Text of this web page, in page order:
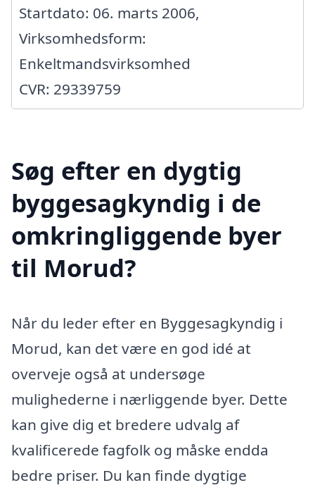
Startdato: 06. marts 2006,
Virksomhedsform:
Enkeltmandsvirksomhed
CVR: 29339759
Søg efter en dygtig
byggesagkyndig i de
omkringliggende byer
til Morud?
Når du leder efter en Byggesagkyndig i
Morud, kan det være en god idé at
overveje også at undersøge
mulighederne i nærliggende byer. Dette
kan give dig et bredere udvalg af
kvalificerede fagfolk og måske endda
bedre priser. Du kan finde dygtige